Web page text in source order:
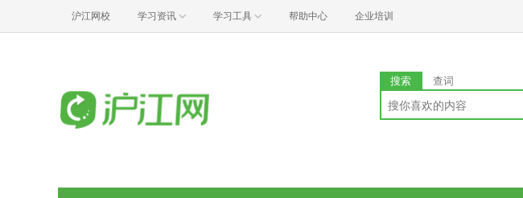
沪江网校 学习资讯 学习工具 帮助中心 企业培训
搜索 查词